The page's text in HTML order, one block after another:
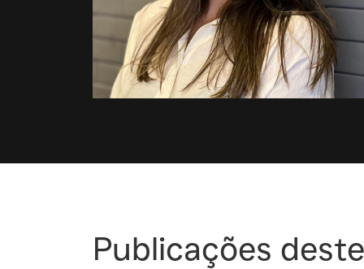
Publicações